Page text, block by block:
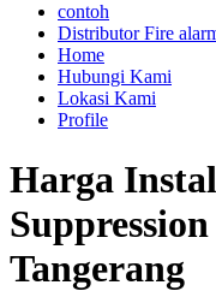
contoh
Distributor Fire
Home
Hubungi Kami
Lokasi Kami
Profile
Harga
Tangerang